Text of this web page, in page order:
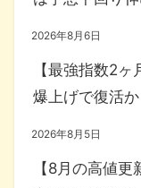
2026年8月6日
【最強指数2
爆上げで復活か
2026年8月5日
【8月の高値